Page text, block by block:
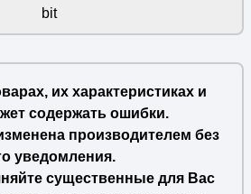
bit
их характеристиках и
содержать ошибки.
производителем без
уведомления.
существенные для Вас